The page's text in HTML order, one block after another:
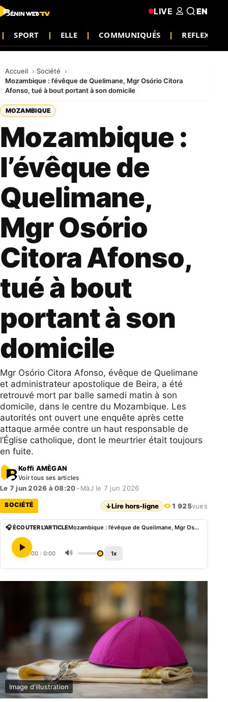
SPORT ELLE COMMUNIQUÉS
LIVE EN
Accueil
Société
Mozambique : l’évêque de Quelimane, Mgr Osório Citora
Afonso, tué à bout portant à son domicile
MOZAMBIQUE
Mozambique :
l’évêque de
Quelimane,
Mgr Osório
Citora Afonso,
tué à bout
portant à son
domicile
Mgr Osório Citora Afonso, évêque de Quelimane
et administrateur apostolique de Beira, a été
retrouvé mort par balle samedi matin à son
domicile, dans le centre du Mozambique. Les
autorités ont ouvert une enquête après cette
attaque armée contre un haut responsable de
l’Église catholique, dont le meurtrier était toujours
en fuite.
Koffi AMÈGAN
Voir tous ses articles
Le 7 jun 2026 à 08:20 • MàJ le 7 jun 2026
SOCIÉTÉ ↓Lire hors-ligne 1 925vues
🎧 ÉCOUTER L'ARTICLE Mozambique : l’évêque de Quelimane, Mgr Osório Citora Afonso, tué à bout portant à son domicile
0:00 / 0:00 🔊 1x
Image d'illustration